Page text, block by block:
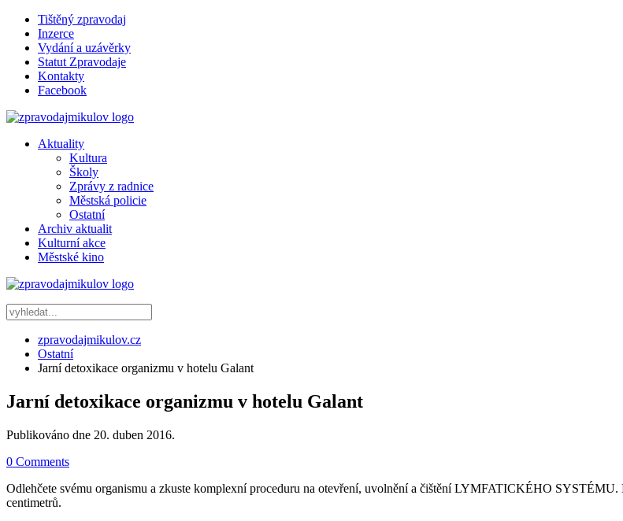
Tištěný zpravodaj
Inzerce
Vydání a uzávěrky
Statut Zpravodaje
Kontakty
Facebook
Aktuality
Kultura
Školy
Zprávy z radnice
Městská policie
Ostatní
Archiv aktualit
Kulturní akce
Městské kino
zpravodajmikulov.cz
Ostatní
Jarní detoxikace organizmu v hotelu Galant
Jarní detoxikace organizmu v hotelu Galant
Publikováno dne 20. duben 2016.
0 Comments
Odlehčete svému organismu a zkuste komplexní proceduru na otevření, uvolnění a čištění LYMFATICKÉHO
centimetrů.